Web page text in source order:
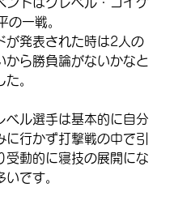
の一戦。
が発表された時は2人の
から勝負論がないかなと
。
ベル選手は基本的に自分
に行かず打撃戦の中で引
受動的に寝技の展開にな
いです。